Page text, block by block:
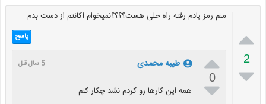

2

منم رمز یادم رفته راه حلی هست؟؟؟؟نمیخوام اکانتم از دست بدم
پاسخ

0

طیبه محمدی 5 سال قبل
همه این کارها رو کردم نشد چکار کنم